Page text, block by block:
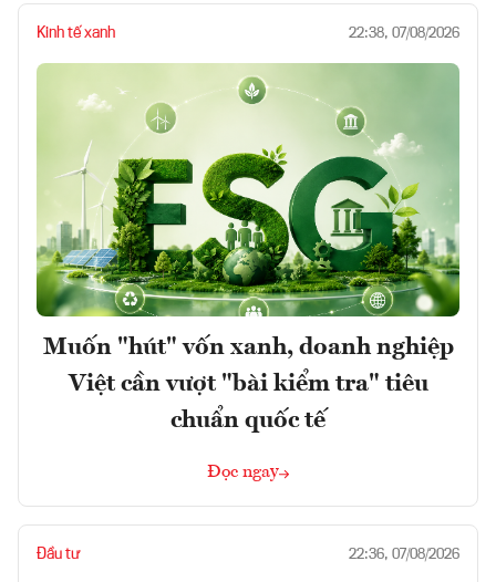
Kinh tế xanh 22:38, 07/08/2026
Muốn "hút" vốn xanh, doanh nghiệp
Việt cần vượt "bài kiểm tra" tiêu
chuẩn quốc tế
Đọc ngay
Đầu tư 22:36, 07/08/2026